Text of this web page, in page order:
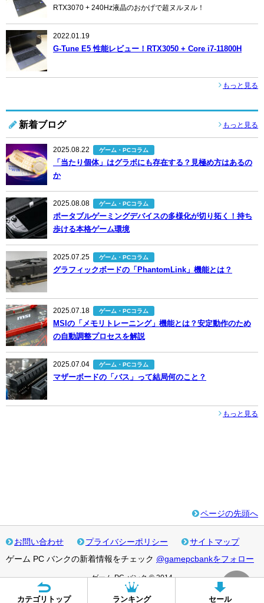
RTX3070 + 240Hz液晶のおかげで超ヌルヌル！
2022.01.19
G-Tune E5 性能レビュー！RTX3050 + Core i7-11800H
もっと見る
新着ブログ もっと見る
2025.08.22 ゲーム・PCコラム
「当たり個体」はグラボにも存在する？見極め方はあるの
か
2025.08.08 ゲーム・PCコラム
ポータブルゲーミングデバイスの多様化が切り拓く！持ち
歩ける本格ゲーム環境
2025.07.25 ゲーム・PCコラム
グラフィックボードの「PhantomLink」機能とは？
2025.07.18 ゲーム・PCコラム
MSIの「メモリトレーニング」機能とは？安定動作のため
の自動調整プロセスを解説
2025.07.04 ゲーム・PCコラム
マザーボードの「バス」って結局何のこと？
もっと見る
ページの先頭へ
お問い合わせ プライバシーポリシー
サイトマップ
ゲーム PC バンクの新着情報をチェック @gamepcbankをフォロー
ゲーム PC バンク © 2014
カテゴリトップ ランキング セール